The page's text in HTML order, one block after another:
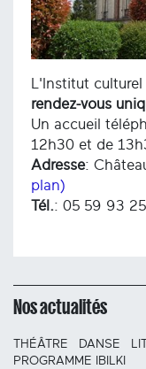
L'Institut culturel
rendez-vous
Un accueil
12h30 et de
Adresse:
plan)
Tél.: 05 59 93
Nos actualités
THÉÂTRE DANSE
PROGRAMME IBILKI